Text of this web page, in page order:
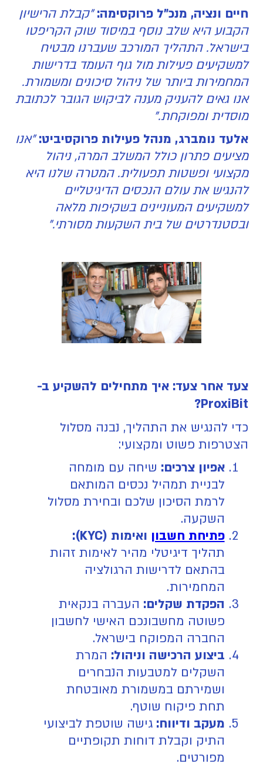
חיים ונציה, מנכ"ל פרוקסימה: "קבלת הרישיון
הקבוע היא שלב נוסף במיסוד שוק הקריפטו
בישראל. התהליך המורכב שעברנו מבטיח
למשקיעים פעילות מול גוף העומד בדרישות
המחמירות ביותר של ניהול סיכונים ומשמורת.
אנו גאים להעניק מענה לביקוש הגובר לכתובת
מוסדית ומפוקחת."
אלעד נומברג, מנהל פעילות פרוקסיביט: "אנו
מציעים פתרון כולל המשלב המרה, ניהול
מקצועי ופשטות תפעולית. המטרה שלנו היא
להנגיש את עולם הנכסים הדיגיטליים
למשקיעים המעוניינים בשקיפות מלאה
ובסטנדרטים של בית השקעות מסורתי."
צעד אחר צעד: איך מתחילים להשקיע ב-
ProxiBit?
כדי להנגיש את התהליך, נבנה מסלול
הצטרפות פשוט ומקצועי:
אפיון צרכים: שיחה עם מומחה
לבניית תמהיל נכסים המותאם
לרמת הסיכון שלכם ובחירת מסלול
השקעה.
פתיחת חשבון ואימות (KYC):
תהליך דיגיטלי מהיר לאימות זהות
בהתאם לדרישות הרגולציה
המחמירות.
הפקדת שקלים: העברה בנקאית
פשוטה מחשבונכם האישי לחשבון
החברה המפוקח בישראל.
ביצוע הרכישה וניהול: המרת
השקלים למטבעות הנבחרים
ושמירתם במשמורת מאובטחת
תחת פיקוח שוטף.
מעקב ודיווח: גישה שוטפת לביצועי
התיק וקבלת דוחות תקופתיים
מפורטים.